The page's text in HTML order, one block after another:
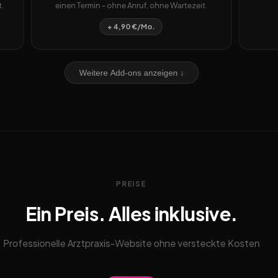
einen Termin – ohne Anruf, ohne Wartezeit.
+ 4,90 €/Mo.
Weitere Add-ons anzeigen ↓
PREISE
Ein Preis. Alles inklusive.
Professionelle Arztpraxis-Website ohne versteckte Kosten